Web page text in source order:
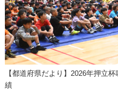
【都道府県だより】2026年押立
績